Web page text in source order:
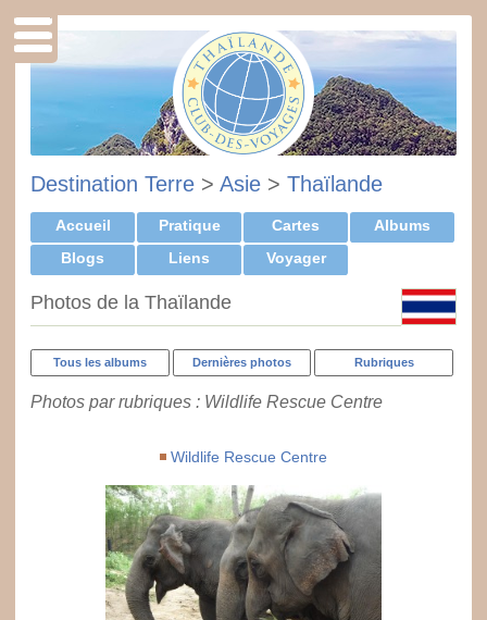
Destination Terre > Asie > Thaïlande
Accueil Pratique Cartes
Albums
Blogs
Liens Voyager
Photos de la Thaïlande
Tous les albums Dernières photos Rubriques
Photos par rubriques : Wildlife Rescue Centre
Wildlife Rescue Centre